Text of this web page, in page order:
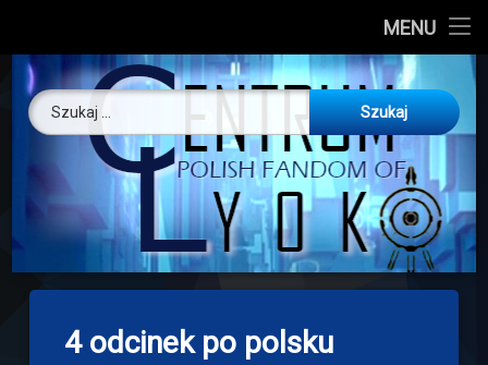
MENU
About us
O nas
Artykuły
Discord
Drogowskaz
Download
Skip
content
Centrum
Szukaj:
4 odcinek po polsku